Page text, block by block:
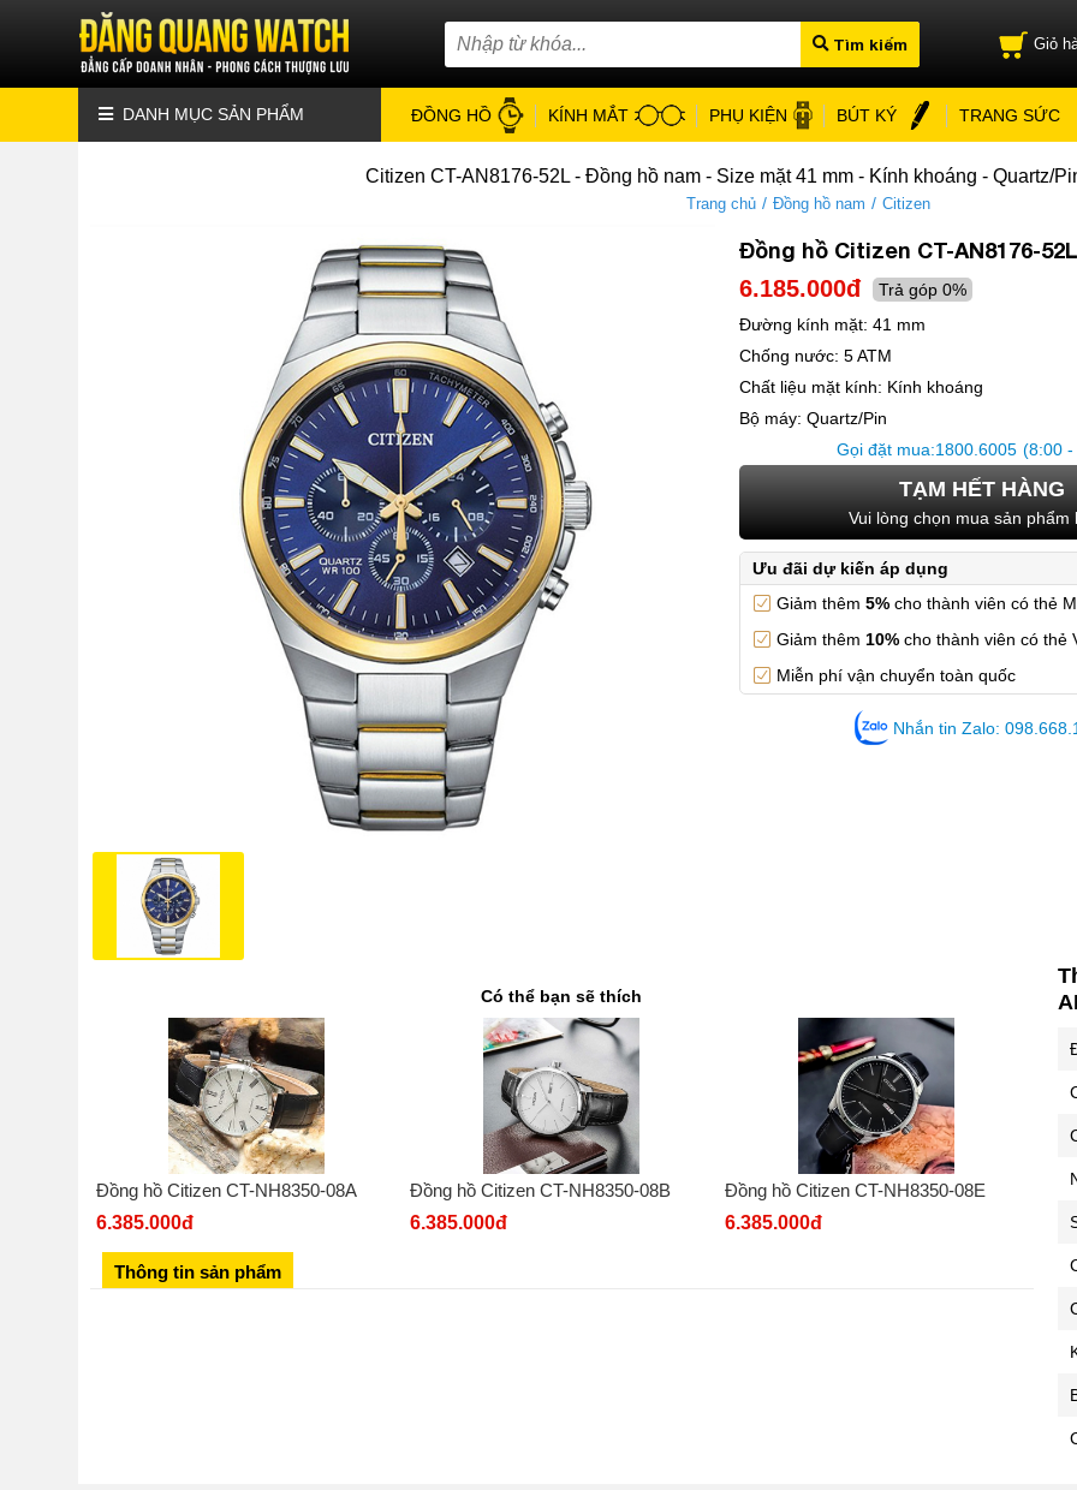
Tìm kiếm Giỏ
DANH MỤC SẢN PHẨM ĐỒNG HỒ KÍNH MẮT PHỤ KIỆN BÚT KÝ TRANG SỨC
Citizen CT-AN8176-52L - Đồng hồ nam - Size mặt 41 mm - Kính khoáng - Quartz/
Trang chủ / Đồng hồ nam / Citizen
Đồng hồ Citizen CT-AN8176-52L
6.185.000đ
Trả góp 0%
Đường kính mặt: 41 mm
Chống nước: 5 ATM
Chất liệu mặt kính: Kính khoáng
Bộ máy: Quartz/Pin
Gọi đặt mua:1800.6005 (8:00 -
TẠM HẾT HÀNG
Vui lòng chọn mua sản phẩm
Ưu đãi dự kiến áp dụng
Giảm thêm 5%cho thành viên có thẻ
Giảm thêm 10%cho thành viên có thẻ
Miễn phí vận chuyển toàn quốc
Nhắn tin Zalo:
Có thể bạn sẽ thích
Đồng hồ Citizen CT-NH8350-08A
6.385.000đ
Đồng hồ Citizen CT-NH8350-08B
6.385.000đ
Đồng hồ Citizen CT-NH8350-08E
6.385.000đ
Thông tin sản phẩm